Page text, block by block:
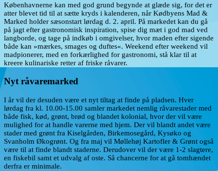
Københavnerne kan med god grund begynde at glæde sig, for det er
atter blevet tid til at sætte kryds i kalenderen, når Kødbyens Mad &
Marked holder sæsonstart lørdag d. 2. april. På markedet kan du gå
på jagt efter gastronomisk inspiration, spise dig mæt i god mad ved
langborde, og tage på indkøb i omgivelser, hvor maden efter sigende
både kan »mærkes, smages og duftes«. Weekend efter weekend vil
madpionerer, med en forkærlighed for gastronomi, stå klar til at
kreere kulinariske retter af friske råvarer.
Nyt råvaremarked
I år vil der desuden være et nyt tiltag at finde på pladsen. Hver
lørdag fra kl. 10.00-15.00 samler markedet nemlig råvarestader med
både fisk, kød, grønt, brød og blandet kolonial, hvor der vil være
mulighed for at handle varerne med hjem. Der vil blandt andet være
stader med grønt fra ‪Kiselgården‬, ‪Birkemosegård‬, ‪Kysøko‬ og
‪Svanholm Økogrønt‬. Og fra maj vil ‪Møllehøj Kartofler & Grønt‬ også
være til at finde blandt staderne. Derudover vil der være 1-2 slagtere,
en fiskebil samt et udvalg af oste. Så chancerne for at gå tomhændet
derfra er minimale.